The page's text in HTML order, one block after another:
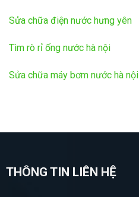
Sửa chữa điện nước hưng yên
Tìm rò rỉ ống nước hà nội
Sửa chữa máy bơm nước hà nội
THÔNG TIN LIÊN HỆ